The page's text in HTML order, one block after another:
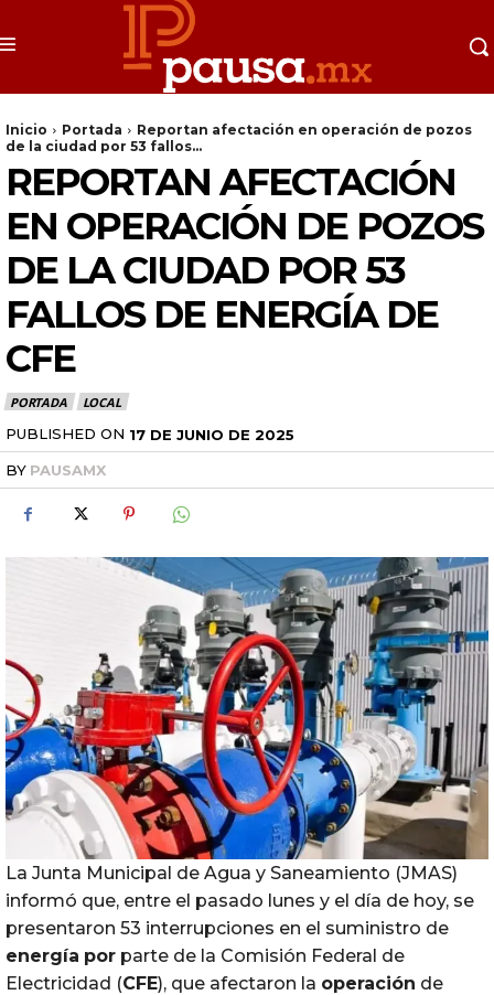
Inicio Portada
Reportan afectación en operación de pozos
de la ciudad por 53 fallos...
REPORTAN AFECTACIÓN
EN OPERACIÓN DE POZOS
DE LA CIUDAD POR 53
FALLOS DE ENERGÍA DE
CFE
PORTADA LOCAL
PUBLISHED ON 17 DE JUNIO DE 2025
BY PAUSAMX
La Junta Municipal de Agua y Saneamiento (JMAS)
informó que, entre el pasado lunes y el día de hoy, se
presentaron 53 interrupciones en el suministro de
energía por parte de la Comisión Federal de
Electricidad (CFE), que afectaron la operación de